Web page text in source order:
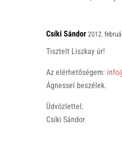
Csíki Sándor 2012.
Tisztelt Liszkay úr!
Az elérhetőségem:
Ágnessel beszélek.
Üdvözlettel:
Csíki Sándor